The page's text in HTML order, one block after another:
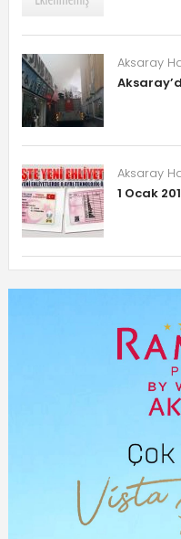
Aksaray
Aksaray
1 Ocak